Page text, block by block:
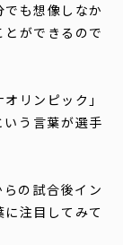
も想像しなか
ができるので
リンピック」
う言葉が選手
の試合後イン
注目してみて